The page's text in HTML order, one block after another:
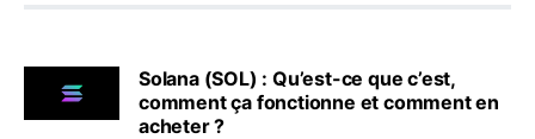
Solana (SOL) : Qu’est-ce que c’est,
comment ça fonctionne et comment en
acheter ?